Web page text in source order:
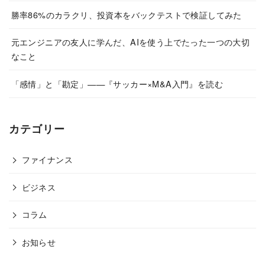
勝率86%のカラクリ、投資本をバックテストで検証してみた
元エンジニアの友人に学んだ、AIを使う上でたった一つの大切
なこと
「感情」と「勘定」——『サッカー×M&A入門』を読む
カテゴリー
ファイナンス
ビジネス
コラム
お知らせ